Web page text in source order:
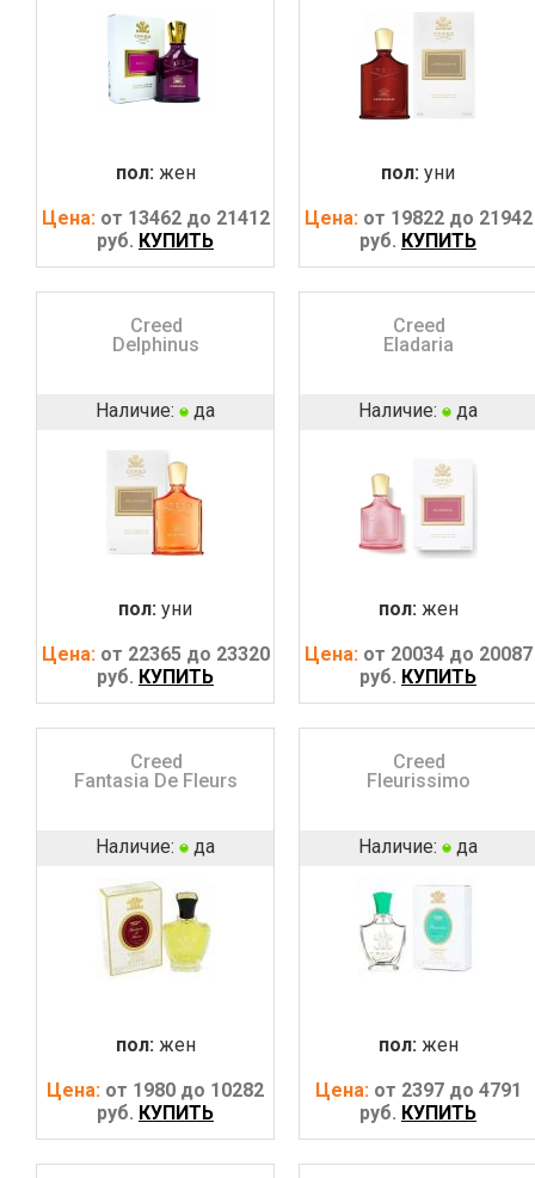
пол: жен
Цена: от 13462 до 21412
руб. КУПИТЬ
пол: уни
Цена: от 19822 до 21942
руб. КУПИТЬ
Creed
Delphinus
Наличие: да
пол: уни
Цена: от 22365 до 23320
руб. КУПИТЬ
Creed
Eladaria
Наличие: да
пол: жен
Цена: от 20034 до 20087
руб. КУПИТЬ
Creed
Fantasia De Fleurs
Наличие: да
пол: жен
Цена: от 1980 до 10282
руб. КУПИТЬ
Creed
Fleurissimo
Наличие: да
пол: жен
Цена: от 2397 до 4791
руб. КУПИТЬ